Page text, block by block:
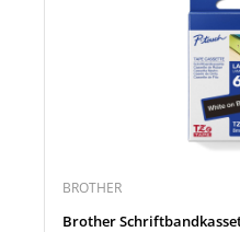
BROTHER
Brother